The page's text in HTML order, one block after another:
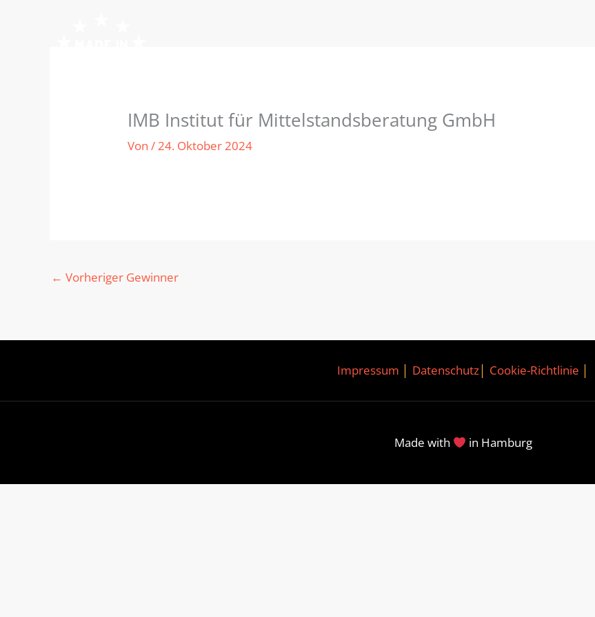
IMB Institut für Mittelstandsberatung GmbH
Von/24. Oktober 2024
← Vorheriger Gewinner
Impressum Datenschutz Cookie-Richtlinie
Made with in Hamburg